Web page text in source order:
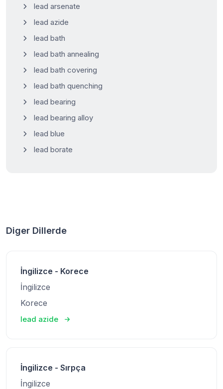
lead arsenate
lead azide
lead bath
lead bath annealing
lead bath covering
lead bath quenching
lead bearing
lead bearing alloy
lead blue
lead borate
Diger Dillerde
İngilizce - Korece
İngilizce
Korece
lead azide
İngilizce - Sırpça
İngilizce